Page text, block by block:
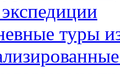
туры